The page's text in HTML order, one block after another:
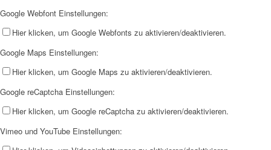
Google Webfont Einstellungen:
Hier klicken, um Google Webfonts zu aktivieren/deaktivieren.
Google Maps Einstellungen:
Hier klicken, um Google Maps zu aktivieren/deaktivieren.
Google reCaptcha Einstellungen:
Hier klicken, um Google reCaptcha zu aktivieren/deaktivieren.
Vimeo und YouTube Einstellungen: